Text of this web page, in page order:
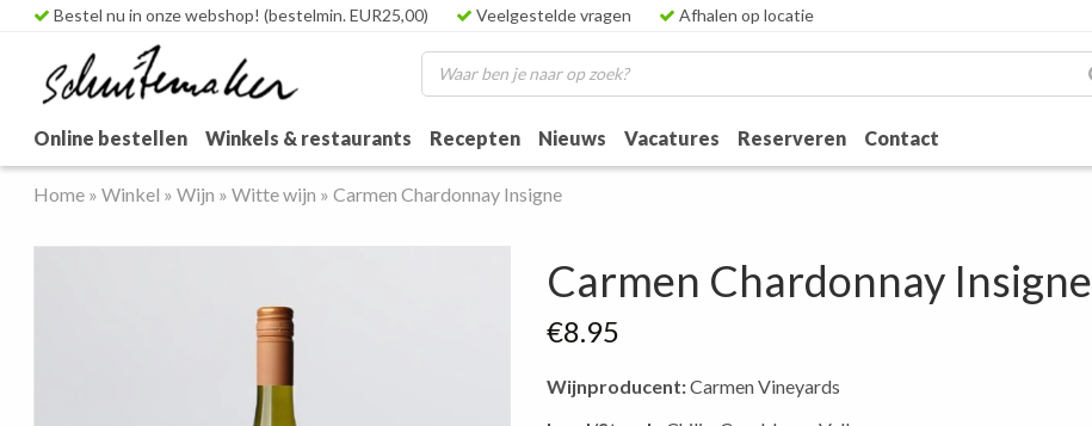
Bestel nu in onze webshop! (bestelmin. EUR25,00) Veelgestelde vragen Afhalen op locatie
Online bestellen Winkels & restaurants Recepten Nieuws Vacatures Reserveren Contact
Home »Winkel »Wijn »Witte wijn »Carmen Chardonnay Insigne
Carmen Chardonnay Insigne
€8.95
Wijnproducent:Carmen Vineyards